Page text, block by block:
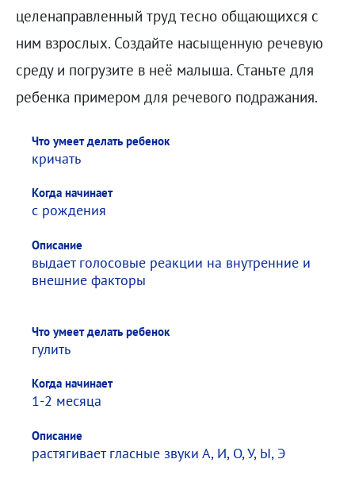
целенаправленный труд тесно общающихся с
ним взрослых. Создайте насыщенную речевую
среду и погрузите в неё малыша. Станьте для
ребенка примером для речевого подражания.
Что умеет делать ребенок
Когда начинает
Описание
Что умеет делать ребенок
кричать
Когда начинает
с рождения
Описание
выдает голосовые реакции на внутренние и
внешние факторы
Что умеет делать ребенок
гулить
Когда начинает
1-2 месяца
Описание
растягивает гласные звуки А, И, О, У, Ы, Э